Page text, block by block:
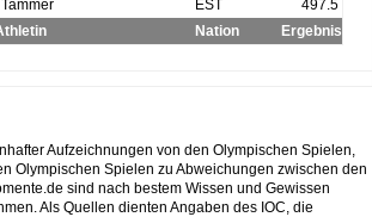
EST
497.5
Nation Ergebnis
Aufzeichnungen von den Olympischen Spielen,
Olympischen Spielen zu Abweichungen zwischen den
sind nach bestem Wissen und Gewissen
Als Quellen dienten Angaben des IOC, die